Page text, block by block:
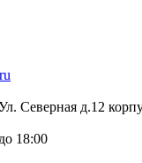
Северная д.12
18:00